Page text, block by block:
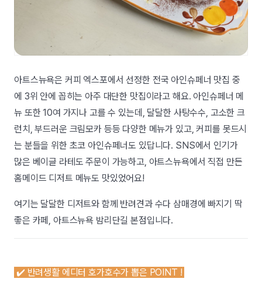
아트스뉴욕은 커피 엑스포에서 선정한 전국 아인슈페너 맛집 중
에 3위 안에 꼽히는 아주 대단한 맛집이라고 해요. 아인슈페너 메
뉴 또한 10여 가지나 고를 수 있는데, 달달한 사탕수수, 고소한 크
런치, 부드러운 크림모카 등등 다양한 메뉴가 있고, 커피를 못드시
는 분들을 위한 초코 아인슈페너도 있답니다. SNS에서 인기가
많은 베이글 라테도 주문이 가능하고, 아트스뉴욕에서 직접 만든
홈메이드 디저트 메뉴도 맛있었어요!
여기는 달달한 디저트와 함께 반려견과 수다 삼매경에 빠지기 딱
좋은 카페, 아트스뉴욕 밤리단길 본점입니다.
✔️ 반려생활 에디터 호가호수가 뽑은 POINT !